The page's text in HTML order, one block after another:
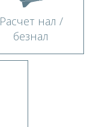
Расчет нал /
безнал